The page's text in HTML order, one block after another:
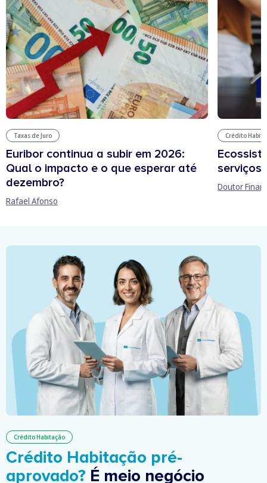
Taxas de Juro
Euribor continua a subir em 2026:
Qual o impacto e o que esperar até
dezembro?
Rafael Afonso
Crédito
serviços
Doutor
Crédito Habitação
Crédito Habitação pré-
aprovado? É meio negócio